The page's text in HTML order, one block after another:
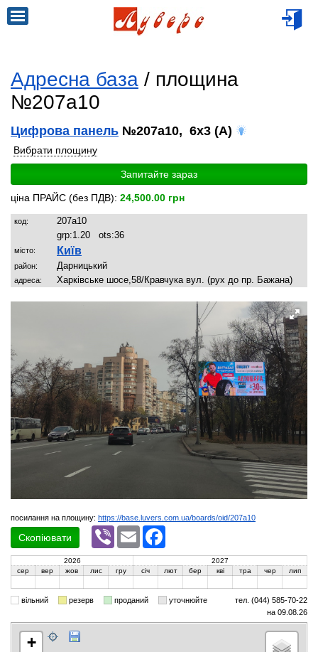
Адресна база / площина
№207a10
Цифрова панель №207a10, 6x3 (A)
Вибрати площину
Запитайте зараз
ціна ПРАЙС (без ПДВ): 24,500.00 грн
код:
207a10
grp:1.20 ots:36
місто: Київ
район: Дарницький
адреса: Харківське шосе,58/Кравчука вул. (рух до пр. Бажана)
посилання на площину: https://base.luvers.com.ua/boards/oid/207a10
Скопіювати
Viber Email
2026
2027
сер
вер жов лис гру січ лют бер кві тра чер лип
вільний резерв проданий уточнюйте
тел. (044) 585-70-22
на 09.08.26
+